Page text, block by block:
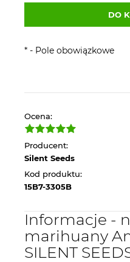
DO
* - Pole obowiązkowe
Ocena:
Producent:
Silent Seeds
Kod produktu:
15B7-3305B
Informacje -
marihuany
SILENT